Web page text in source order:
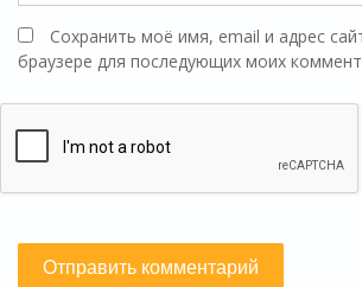
Сохранить моё имя, email и адрес
браузере для последующих моих